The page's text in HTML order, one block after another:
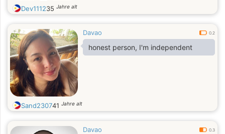
Dev111235 Jahre alt
Davao 0.2
honest person, I'm independent
Sand230741 Jahre alt
Davao 0.3